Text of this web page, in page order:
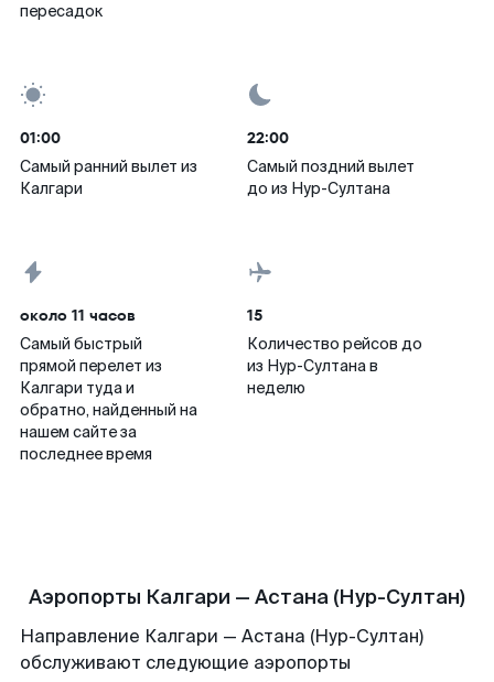
пересадок
01:00
Самый ранний вылет из
Калгари
22:00
Самый поздний вылет
до из Нур-Султана
около 11 часов
Самый быстрый
прямой перелет из
Калгари туда и
обратно, найденный на
нашем сайте за
последнее время
15
Количество рейсов до
из Нур-Султана в
неделю
Аэропорты Калгари — Астана (Нур-Султан)
Направление Калгари — Астана (Нур-Султан)
обслуживают следующие аэропорты